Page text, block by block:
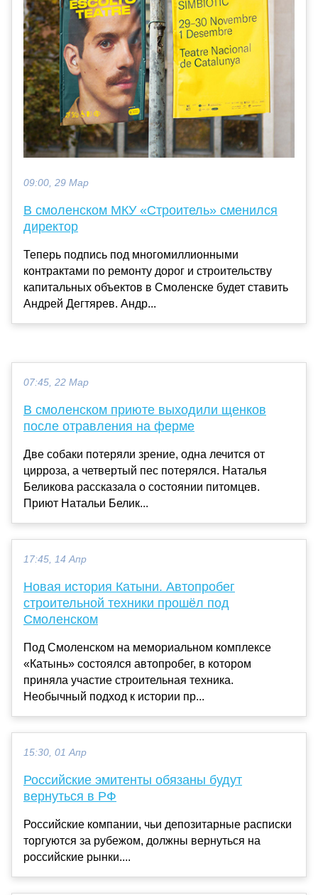
09:00, 29 Мар
В смоленском МКУ «Строитель» сменился
директор
Теперь подпись под многомиллионными
контрактами по ремонту дорог и строительству
капитальных объектов в Смоленске будет ставить
Андрей Дегтярев. Андр...
07:45, 22 Мар
В смоленском приюте выходили щенков
после отравления на ферме
Две собаки потеряли зрение, одна лечится от
цирроза, а четвертый пес потерялся. Наталья
Беликова рассказала о состоянии питомцев.
Приют Натальи Белик...
17:45, 14 Апр
Новая история Катыни. Автопробег
строительной техники прошёл под
Смоленском
Под Смоленском на мемориальном комплексе
«Катынь» состоялся автопробег, в котором
приняла участие строительная техника.
Необычный подход к истории пр...
15:30, 01 Апр
Российские эмитенты обязаны будут
вернуться в РФ
Российские компании, чьи депозитарные расписки
торгуются за рубежом, должны вернуться на
российские рынки....